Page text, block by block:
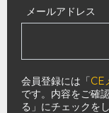
メールアドレス
会員登録には「CE
です。内容をご確
る」にチェックを